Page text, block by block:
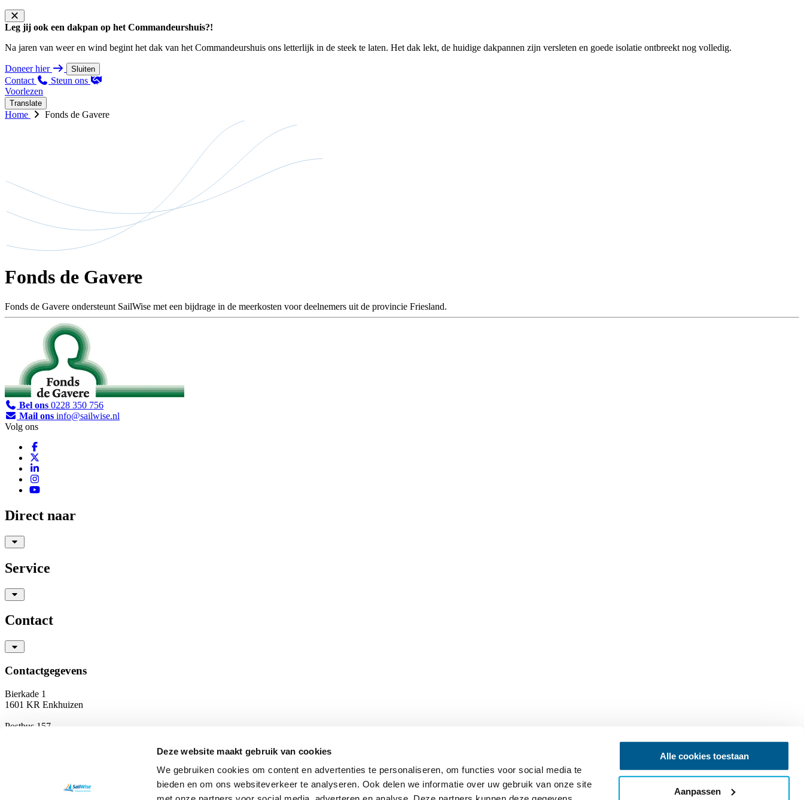
Deze website maakt gebruik van cookies
We gebruiken cookies om content en advertenties te personaliseren, om functies voor social media te
bieden en om ons websiteverkeer te analyseren. Ook delen we informatie over uw gebruik van onze site
Alle cookies toestaan
Aanpassen
Leg jij ook een dakpan op het Commandeurshuis?!
Na jaren van weer en wind begint het dak van het Commandeurshuis ons letterlijk in de steek te laten. Het dak lekt, de huidige dakpannen zijn versleten en goede isolatie ontbreekt nog volledig.
Doneer hier Sluiten
Contact
Steun ons
Voorlezen
Translate
Home Fonds de Gavere
Fonds de Gavere
Fonds de Gavere ondersteunt SailWise met een bijdrage in de meerkosten voor deelnemers uit de provincie Friesland.
Bel ons 0228 350 756
Mail ons info@sailwise.nl
Volg ons
Direct naar
Service
Contact
Contactgegevens
Bierkade 1
1601 KR Enkhuizen
Postbus 157
RSIN: 8042 17 488